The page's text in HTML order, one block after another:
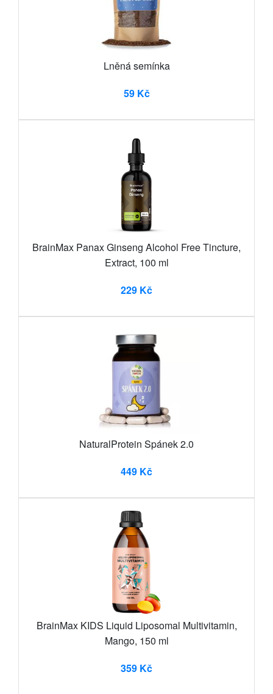
Lněná semínka
59 Kč
BrainMax Panax Ginseng Alcohol Free Tincture,
Extract, 100 ml
229 Kč
NaturalProtein Spánek 2.0
449 Kč
BrainMax KIDS Liquid Liposomal Multivitamin,
Mango, 150 ml
359 Kč